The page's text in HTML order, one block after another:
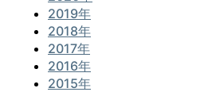
2019年
2018年
2017年
2016年
2015年